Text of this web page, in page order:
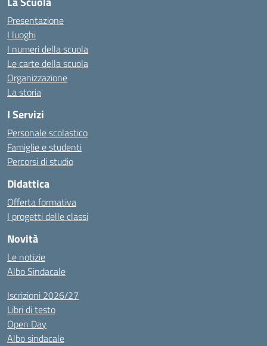
Presentazione
I luoghi
I numeri della scuola
Le carte della scuola
Organizzazione
La storia
I Servizi
Personale scolastico
Famiglie e studenti
Percorsi di studio
Didattica
Offerta formativa
I progetti delle classi
Novità
Le notizie
Albo Sindacale
Iscrizioni 2026/27
Libri di testo
Open Day
Albo sindacale